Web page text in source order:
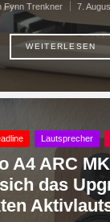
Fynn Trenkner 7.
WEITERLESEN
Lautsprecher
A4 ARC
das